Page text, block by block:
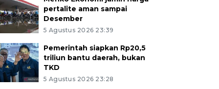
pertalite aman sampai
Desember
5 Agustus 2026 23:39
Pemerintah siapkan Rp20,5
triliun bantu daerah, bukan
TKD
5 Agustus 2026 23:28